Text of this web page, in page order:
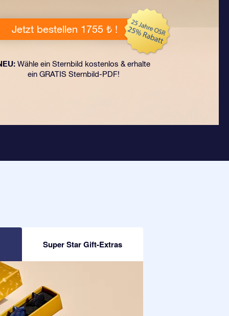
Jetzt bestellen 1755 ₺ !
Wähle ein Sternbild kostenlos & erhalte
ein GRATIS Sternbild-PDF!
Super Star Gift-Extras